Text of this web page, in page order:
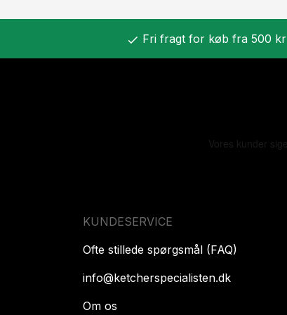
check Fri fragt for køb fra 500 kr
KUNDESERVICE
Ofte stillede spørgsmål (FAQ)
info@ketcherspecialisten.dk
Om os